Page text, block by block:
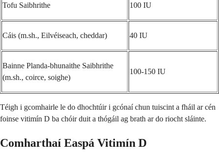
Tofu Saibhrithe 100 IU
Cáis (m.sh., Eilvéiseach, cheddar) 40 IU
Bainne Planda-bhunaithe Saibhrithe
(m.sh., coirce, soighe)
100-150 IU
Téigh i gcomhairle le do dhochtúir i gcónaí chun tuiscint a fháil ar cén
foinse vitimín D ba chóir duit a thógáil ag brath ar do riocht sláinte.
Comharthaí Easpá Vitimín D